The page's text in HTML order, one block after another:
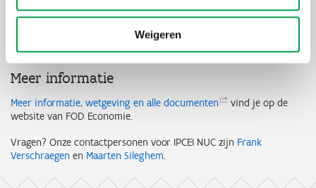
Weigeren
Deadline voor intentie tot deelneming: 13 maart 2026 via mail aan
VLAIO (frank.verschraegen@vlaio.be)
Meer informatie
Meer informatie, wetgeving en alle documenten
vind je op de
website van FOD Economie.
Vragen? Onze contactpersonen voor IPCEI NUC zijn Frank
Verschraegen en Maarten Sileghem.